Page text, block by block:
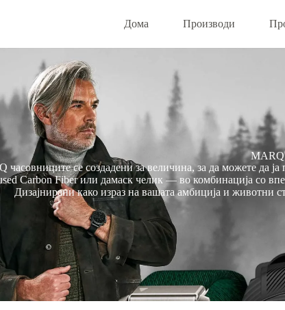
Дома Производи
MARQ
часовниците се создадени за величина, за да можете да
Carbon Fiber или дамаск челик — во комбинација со
Дизајнирани како израз на вашата амбиција и животни